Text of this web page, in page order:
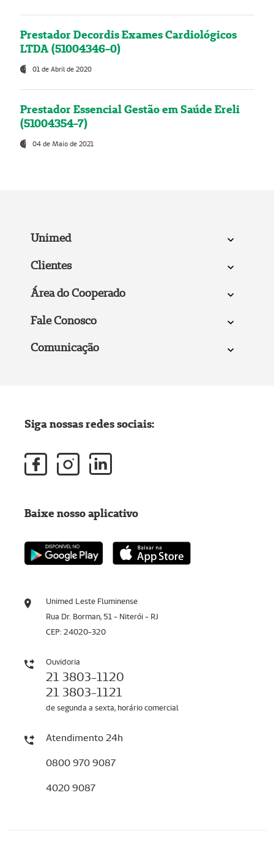
Prestador Decordis Exames Cardiológicos
LTDA (51004346-0)
01 de Abril de 2020
Prestador Essencial Gestão em Saúde Ereli
(51004354-7)
04 de Maio de 2021
Unimed
Clientes
Área do Cooperado
Fale Conosco
Comunicação
Unimed Leste Fluminense
Rua Dr. Borman, 51 - Niterói - RJ
CEP: 24020-320
Ouvidoria
21 3803-1120
21 3803-1121
de segunda a sexta, horário comercial
Atendimento 24h
0800 970 9087
4020 9087
Siga nossas redes sociais:
Baixe nosso aplicativo